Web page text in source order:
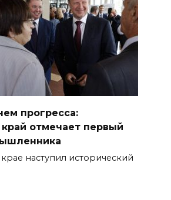
прогресса:
отмечает первый
наступил исторический